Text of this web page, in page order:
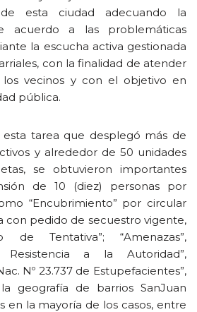
esta ciudad adecuando la
acuerdo a las problemáticas
la escucha activa gestionada
con la finalidad de atender
los vecinos y con el objetivo en
pública.
tarea que desplegó más de
y alrededor de 50 unidades
se obtuvieron importantes
de 10 (diez) personas por
“Encubrimiento” por circular
con pedido de secuestro vigente,
Tentativa”; “Amenazas”,
Resistencia a la Autoridad”,
Nº 23.737 de Estupefacientes”,
geografía de barrios SanJuan
en la mayoría de los casos, entre